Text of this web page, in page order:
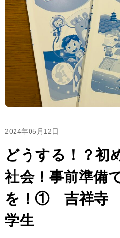
2024年05月12日
どうする！？初
社会！事前準備
を！① 吉祥寺
学生